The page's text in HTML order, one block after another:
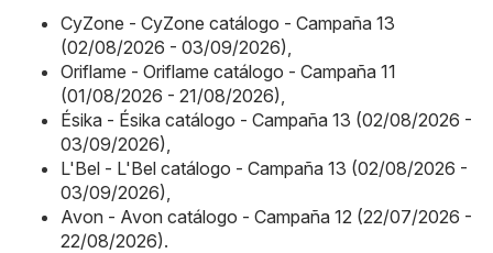
CyZone - CyZone catálogo - Campaña 13
(02/08/2026 - 03/09/2026)
Oriflame - Oriflame catálogo - Campaña 11
(01/08/2026 - 21/08/2026)
Ésika - Ésika catálogo - Campaña 13 (02/08/2026 -
03/09/2026)
L'Bel - L'Bel catálogo - Campaña 13 (02/08/2026 -
03/09/2026)
Avon - Avon catálogo - Campaña 12 (22/07/2026 -
22/08/2026).